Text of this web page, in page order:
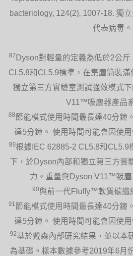
bacteriology, 124(2), 1007-18. 獨
代表病毒。
87 Dyson對輕量的定義為低於2公
CL5.8和CL5.9標準，在集塵筒裝
獨立第三方實驗室測試強效模式
V11™吸塵器產品
88節能模式使用時間最長達40分鐘
達5分鐘。 使用時間可能會因使
89根據IEC 62885-2 CL5.8和CL5.9
下，於Dyson內部和獨立第三方實
力。重量與Dyson V11™吸塵
90與前一代Fluffy™軟質碳纖
91 節能模式使用時間最長達40分鐘
達5分鐘。 使用時間可能會因使
92基於戴森內部研究結果，並以本
為基礎。樣本數據參考2019年6月